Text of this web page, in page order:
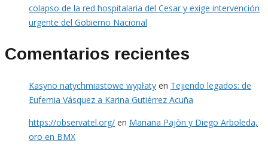
colapso de la red hospitalaria del Cesar y exige intervención
urgente del Gobierno Nacional
Comentarios recientes
Kasyno natychmiastowe wypłaty en Tejiendo legados: de
Eufemia Vásquez a Karina Gutiérrez Acuña
https://observatel.org/ en Mariana Pajòn y Diego Arboleda,
oro en BMX